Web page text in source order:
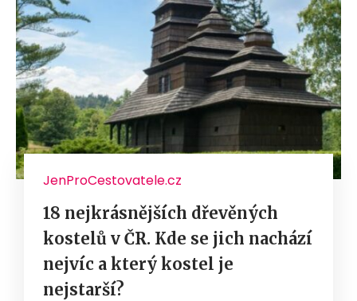
JenProCestovatele.cz
18 nejkrásnějších dřevěných
kostelů v ČR. Kde se jich nachází
nejvíc a který kostel je
nejstarší?